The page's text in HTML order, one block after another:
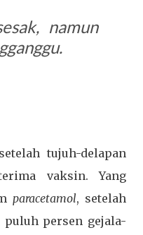
namun
tujuh-delapan
vaksin. Yang
paracetamol, setelah
persen gejala-